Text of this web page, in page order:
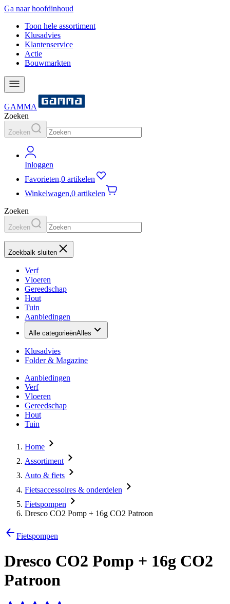
Ga naar hoofdinhoud
Toon hele assortiment
Klusadvies
Klantenservice
Actie
Bouwmarkten
GAMMA
Zoeken
Zoeken
Inloggen
Favorieten,0 artikelen
Winkelwagen,0 artikelen
Zoeken
Zoeken
Zoekbalk sluiten
Verf
Vloeren
Gereedschap
Hout
Tuin
Aanbiedingen
Alle categorieënAlles
Klusadvies
Folder & Magazine
Aanbiedingen
Verf
Vloeren
Gereedschap
Hout
Tuin
Home
Assortiment
Auto & fiets
Fietsaccessoires & onderdelen
Fietspompen
Dresco CO2 Pomp + 16g CO2 Patroon
Fietspompen
Dresco CO2 Pomp + 16g CO2
Patroon